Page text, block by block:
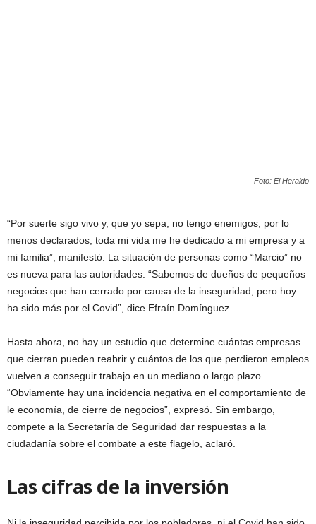
Foto: El Heraldo
“Por suerte sigo vivo y, que yo sepa, no tengo enemigos, por lo
menos declarados, toda mi vida me he dedicado a mi empresa y a
mi familia”, manifestó. La situación de personas como “Marcio” no
es nueva para las autoridades. “Sabemos de dueños de pequeños
negocios que han cerrado por causa de la inseguridad, pero hoy
ha sido más por el Covid”, dice Efraín Domínguez.
Hasta ahora, no hay un estudio que determine cuántas empresas
que cierran pueden reabrir y cuántos de los que perdieron empleos
vuelven a conseguir trabajo en un mediano o largo plazo.
“Obviamente hay una incidencia negativa en el comportamiento de
le economía, de cierre de negocios”, expresó. Sin embargo,
compete a la Secretaría de Seguridad dar respuestas a la
ciudadanía sobre el combate a este flagelo, aclaró.
Las cifras de la inversión